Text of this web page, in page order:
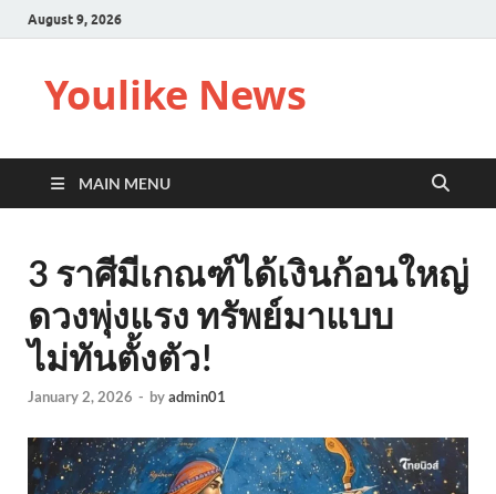
August 9, 2026
Youlike News
MAIN MENU
3 ราศีมีเกณฑ์ได้เงินก้อนใหญ่
ดวงพุ่งแรง ทรัพย์มาแบบ
ไม่ทันตั้งตัว!
January 2, 2026 - byadmin01